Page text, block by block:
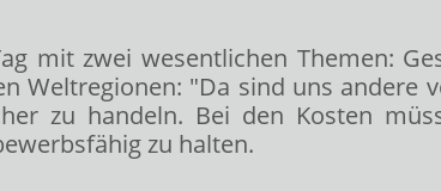
mit zwei wesentlichen Themen:
Weltregionen: "Da sind uns andere
zu handeln. Bei den Kosten
zu halten.